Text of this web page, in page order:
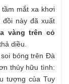
mắt xa khơi
đồi này đã xuất
vàng trên cỏ
diều.
bóng trên Đà
thủy hữu tình:
tượng của Tuy